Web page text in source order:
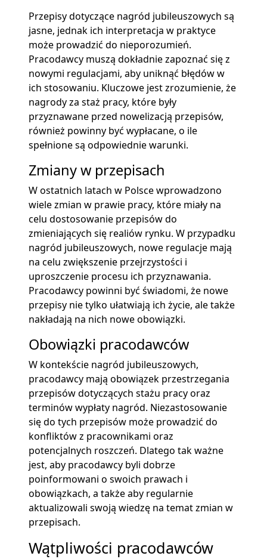
Przepisy dotyczące nagród jubileuszowych są
jasne, jednak ich interpretacja w praktyce
może prowadzić do nieporozumień.
Pracodawcy muszą dokładnie zapoznać się z
nowymi regulacjami, aby uniknąć błędów w
ich stosowaniu. Kluczowe jest zrozumienie, że
nagrody za staż pracy, które były
przyznawane przed nowelizacją przepisów,
również powinny być wypłacane, o ile
spełnione są odpowiednie warunki.
Zmiany w przepisach
W ostatnich latach w Polsce wprowadzono
wiele zmian w prawie pracy, które miały na
celu dostosowanie przepisów do
zmieniających się realiów rynku. W przypadku
nagród jubileuszowych, nowe regulacje mają
na celu zwiększenie przejrzystości i
uproszczenie procesu ich przyznawania.
Pracodawcy powinni być świadomi, że nowe
przepisy nie tylko ułatwiają ich życie, ale także
nakładają na nich nowe obowiązki.
Obowiązki pracodawców
W kontekście nagród jubileuszowych,
pracodawcy mają obowiązek przestrzegania
przepisów dotyczących stażu pracy oraz
terminów wypłaty nagród. Niezastosowanie
się do tych przepisów może prowadzić do
konfliktów z pracownikami oraz
potencjalnych roszczeń. Dlatego tak ważne
jest, aby pracodawcy byli dobrze
poinformowani o swoich prawach i
obowiązkach, a także aby regularnie
aktualizowali swoją wiedzę na temat zmian w
przepisach.
Wątpliwości pracodawców